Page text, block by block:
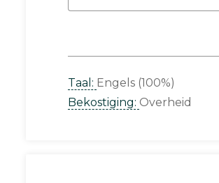
Taal: Engels (100%)
Bekostiging: Overheid